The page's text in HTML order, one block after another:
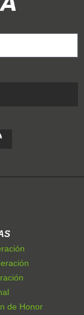
de Honor